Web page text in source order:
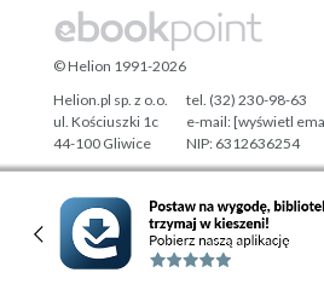
Designed with ♥ byTonik.pl
© Helion 1991-2026
Helion.pl sp. z o.o.
ul. Kościuszki 1c
44-100 Gliwice
tel. (32) 230-98-63
e-mail:[wyświetl
NIP: 6312636254
Regon: 241989027
Pełna wersja